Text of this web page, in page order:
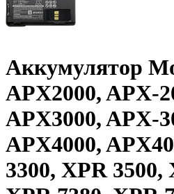
Аккумулятор
APX2000, APX-
APX3000, APX-
APX4000,
3300, XPR 3500,